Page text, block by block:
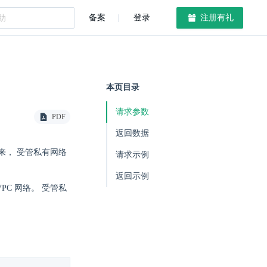
备案 登录 注册有礼
PDF
， 受管私有网络
网络。 受管私
本页目录
请求参数
返回数据
请求示例
返回示例